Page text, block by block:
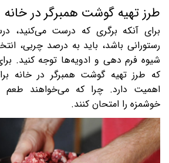
طرز تهیه گوشت همبرگر در خانه
برای آنکه برگری که درست می‌کنید،
رستورانی باشد، باید به درصد چربی،
شیوه فرم دهی و ادویه‌ها توجه کنید.
که طرز تهیه گوشت همبرگر در خانه
اهمیت دارد. چرا که می‌خواهند طعم
خوشمزه را امتحان کنند.